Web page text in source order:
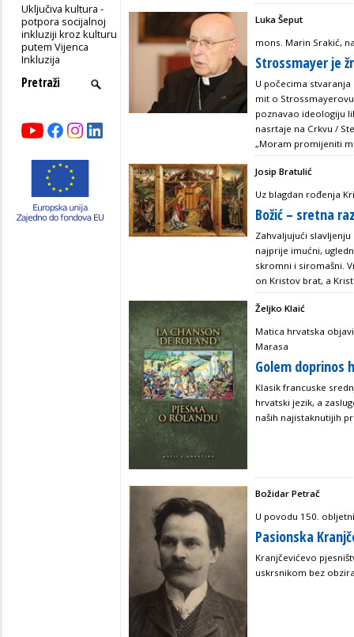
Uključiva kultura -
potpora socijalnoj
inkluziji kroz kulturu
putem Vijenca
Inkluzija
Luka Šeput
mons. Marin Srakić,
Strossmayer je
U počecima
mit o
poznavao ideologiju
nasrtaje na Crkvu /
„Moram promijeniti
Josip Bratulić
Uz blagdan rođenja
Božić – sretna
Zahvaljujući
najprije imućni,
skromni i siromašni.
on Kristov brat, a
Željko Klaić
Matica hrvatska
Marasa
Golem doprinos
Klasik francuske
hrvatski jezik, a
naših najistaknutijih
Božidar Petrač
U povodu 150.
Pasionska
Kranjčevićevo
uskrsnikom bez